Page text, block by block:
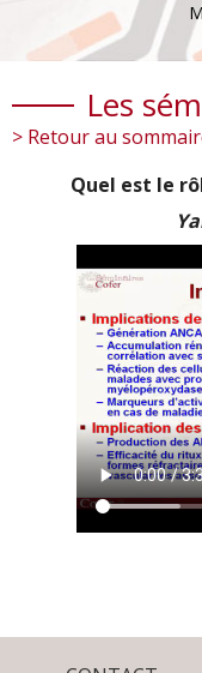
Les
> Retour au
Quel est le